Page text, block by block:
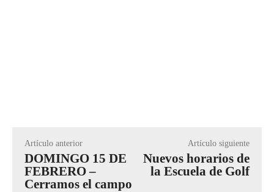
Artículo anterior
DOMINGO 15 DE
FEBRERO –
Cerramos el campo
Artículo siguiente
Nuevos horarios de
la Escuela de Golf